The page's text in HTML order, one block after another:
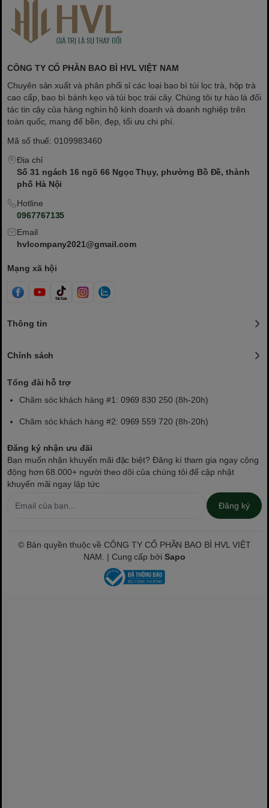
CÔNG TY CỔ PHẦN BAO BÌ HVL VIỆT NAM
Chuyên sản xuất và phân phối sỉ các loại bao bì túi lọc trà, hộp trà
cao cấp, bao bì bánh kẹo và túi bọc trái cây. Chúng tôi tự hào là đối
tác tin cậy của hàng nghìn hộ kinh doanh và doanh nghiệp trên
toàn quốc, mang đế bền, đẹp, tối ưu chi phí.
Mã số thuế: 0109983460
Địa chỉ
Số 31 ngách 16 ngõ 66 Ngọc Thụy, phường Bồ Đề, thành
phố Hà Nội
Hotline
0967767135
Email
hvlcompany2021@gmail.com
Mạng xã hội
Thông tin
Chính sách
Tổng đài hỗ trợ
Chăm sóc khách hàng #1: 0969 830 250 (8h-20h)
Chăm sóc khách hàng #2: 0969 559 720 (8h-20h)
Đăng ký nhận ưu đãi
Bạn muốn nhận khuyến mãi đặc biệt? Đăng kí tham gia ngay cộng
động hơn 68.000+ người theo dõi của chúng tôi để cập nhật
khuyến mãi ngay lập tức
Đăng ký
© Bản quyền thuộc về CÔNG TY CỔ PHẦN BAO BÌ HVL VIỆT
NAM. | Cung cấp bởiSapo